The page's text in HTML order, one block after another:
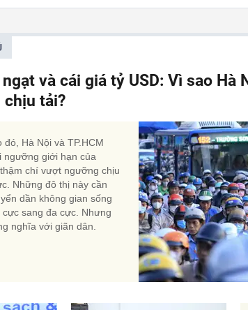
và cái giá tỷ USD: Vì sao Hà
chịu tải?
Hà Nội và TP.HCM
ngưỡng giới hạn của
chí vượt ngưỡng chịu
Những đô thị này cần
dần không gian sống
sang đa cực. Nhưng
nghĩa với giãn dân.